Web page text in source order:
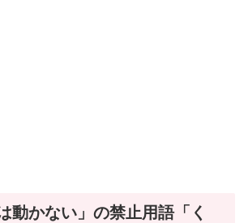
動かない」の禁止用語「く